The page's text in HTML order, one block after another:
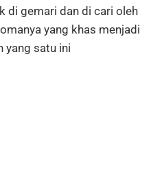
di gemari dan di cari oleh
yang khas menjadi
yang satu ini